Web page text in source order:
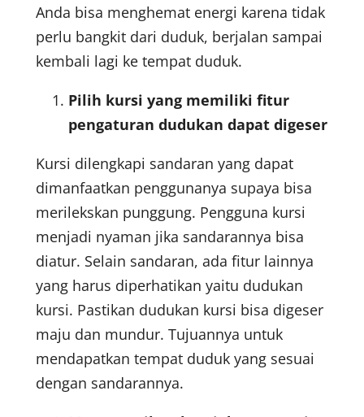
Anda bisa menghemat energi karena tidak
perlu bangkit dari duduk, berjalan sampai
kembali lagi ke tempat duduk.
Pilih kursi yang memiliki fitur
pengaturan dudukan dapat digeser
Kursi dilengkapi sandaran yang dapat
dimanfaatkan penggunanya supaya bisa
merilekskan punggung. Pengguna kursi
menjadi nyaman jika sandarannya bisa
diatur. Selain sandaran, ada fitur lainnya
yang harus diperhatikan yaitu dudukan
kursi. Pastikan dudukan kursi bisa digeser
maju dan mundur. Tujuannya untuk
mendapatkan tempat duduk yang sesuai
dengan sandarannya.